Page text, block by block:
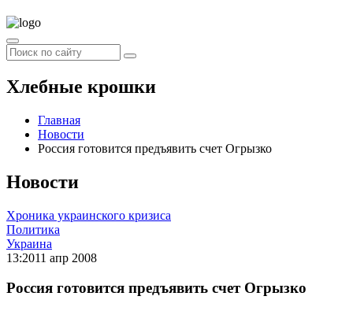
Хлебные крошки
Главная
Новости
Россия готовится предъявить счет Огрызко
Новости
Хроника украинского кризиса
Политика
Украина
13:2011 апр 2008
Россия готовится предъявить счет Огрызко